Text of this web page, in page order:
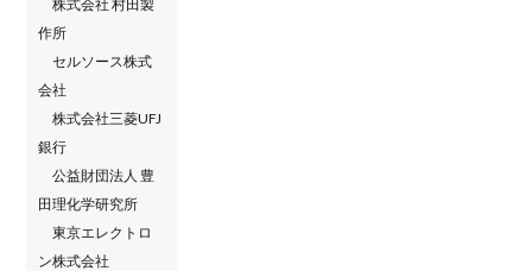
株式会社 村田製
作所
セルソース株式
会社
株式会社三菱UFJ
銀行
公益財団法人 豊
田理化学研究所
東京エレクトロ
ン株式会社